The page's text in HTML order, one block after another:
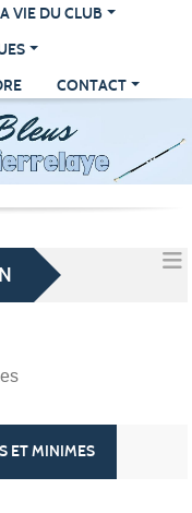
VIE DU CLUB
CONTACT
ET MINIMES